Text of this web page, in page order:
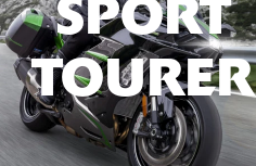
SPORT
TOURER